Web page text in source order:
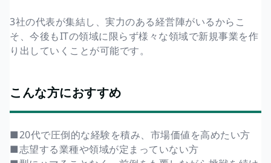
3社の代表が集結し、実力のある経営陣がいるからこ
そ、今後もITの領域に限らず様々な領域で新規事業を作
り出していくことが可能です。
こんな方におすすめ
■20代で圧倒的な経験を積み、市場価値を高めたい方
■志望する業種や領域が定まっていない方